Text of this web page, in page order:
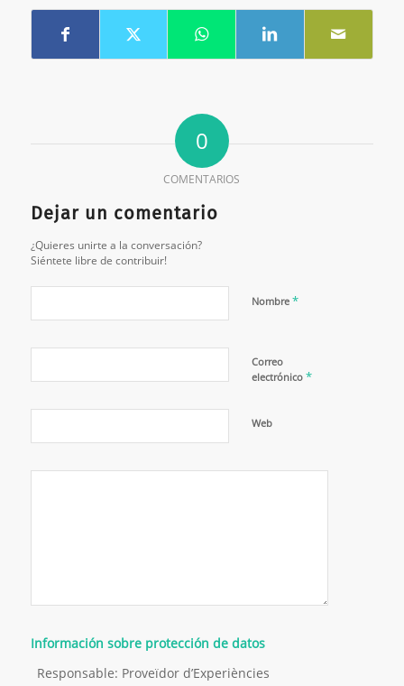
0
COMENTARIOS
Dejar un comentario
¿Quieres unirte a la conversación?
Siéntete libre de contribuir!
Nombre *
Correo
electrónico *
Web
Información sobre protección de datos
Responsable: Proveïdor d’Experiències